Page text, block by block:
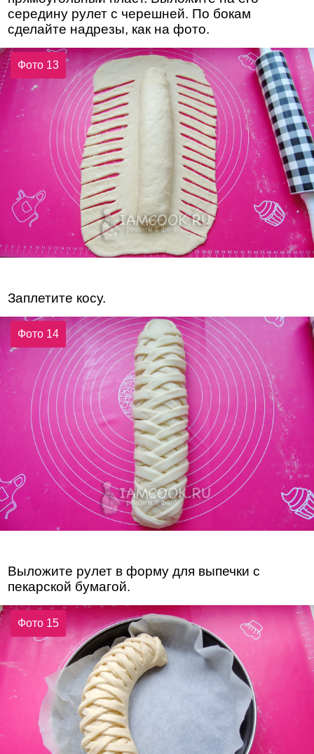
середину рулет с черешней. По бокам
сделайте надрезы, как на фото.
Фото 13
Заплетите косу.
Фото 14
Выложите рулет в форму для выпечки с
пекарской бумагой.
Фото 15